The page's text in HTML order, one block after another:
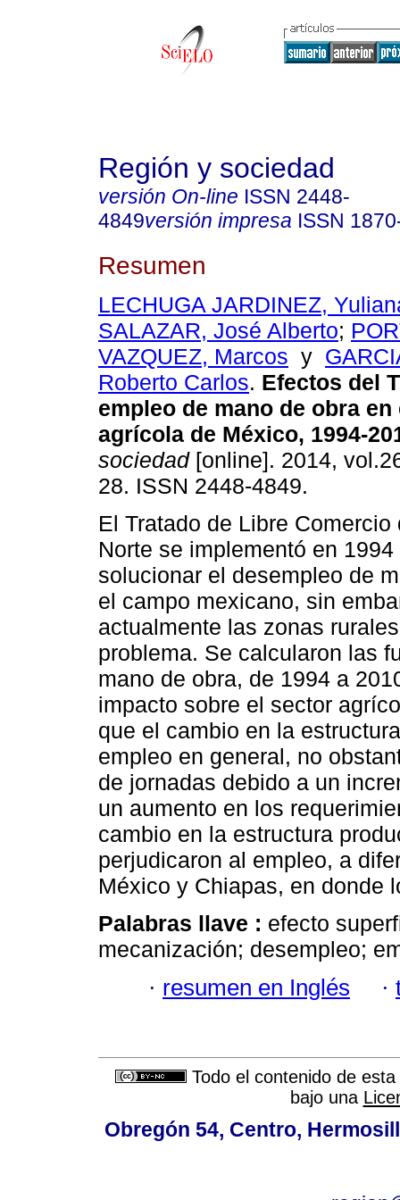
Región y sociedad
versión On-line ISSN 2448-
4849versión impresa ISSN
Resumen
LECHUGA JARDINEZ,
SALAZAR, José Alberto;
VAZQUEZ, Marcos y
Roberto Carlos. Efectos del
empleo de mano de obra
agrícola de México, 1994-
sociedad[online]. 2014,
28. ISSN 2448-4849.
El Tratado de Libre Comercio
Norte se implementó en 1994
solucionar el desempleo de
el campo mexicano, sin
actualmente las zonas
problema. Se calcularon las
mano de obra, de 1994 a
impacto sobre el sector
que el cambio en la
empleo en general, no
de jornadas debido a un
un aumento en los
cambio en la estructura
perjudicaron al empleo, a
México y Chiapas, en donde
Palabras llave : efecto
mecanización; desempleo;
· resumen en Inglés ·
Todo el contenido de
bajo una
Obregón 54, Centro,